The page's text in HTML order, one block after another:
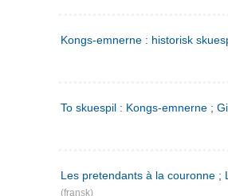
Kongs-emnerne : historisk
To skuespil : Kongs-emnerne ;
Les pretendants à la couronne ;
(fransk)